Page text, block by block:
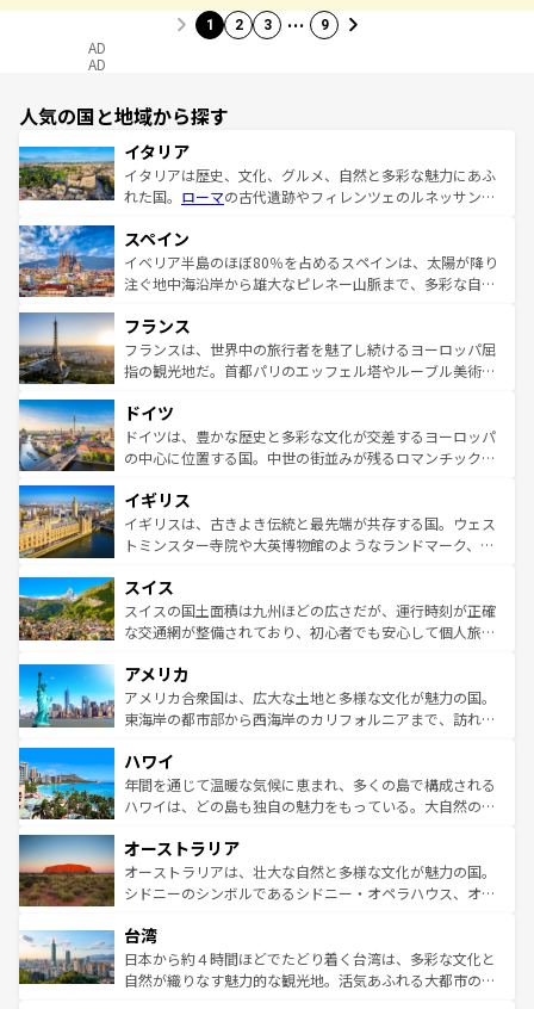
1 2 3 … 9
AD
AD
人気の国と地域から探す
イタリア
イタリアは歴史、文化、グルメ、自然と多彩な魅力にあふ
れた国。 ローマの古代遺跡やフィレンツェのルネッサンス
ろん、トスカーナの美しい田園風景やアマルフィ海岸の絶
景など、自然景観も見逃せない。観光の合間には、本場の
ピザやパスタなど、絶品のイタリア料理を堪能することも
ませてくれるイタリアで、忘れられない旅をしてみよう！
なお、新着のイタリア情報はコンテンツ一覧 を参照してほ
しい。
スペイン
イベリア半島のほぼ80％を占めるスペインは、太陽が降り
注ぐ地中海沿岸から雄大なピレネー山脈まで、多彩な自然
文化が根付くこの国では、情熱的なフラメンコ、熱気あふ
れる闘牛、そして美味しいタパスが生活の一部となってい
る。首都マドリードの洗練された雰囲気や、バルセロナの
の城塞都市、穏やかなビーチリゾートまで多彩な表情を見
せる。地方によって風土や気候が異なるスペインはその個
性で訪れる人を魅了する。 なお、新着のスペイン情報はコ
フランス
フランスは、世界中の旅行者を魅了し続けるヨーロッパ屈
指の観光地だ。首都パリのエッフェル塔やルーブル美術館
で、幅広い魅力が詰まっている。華麗な宮殿、歴史的な大
聖堂、美しいビーチ、そして豊かな自然が、訪れる者を心
から魅了する。また、フランスは美食の国としても知ら
いる。シャンパンの発祥地であるランス、プロヴァンスの
香り高いラベンダー畑など、多彩な楽しみ方が可能だ。さ
らに、パリ以外の地域にも魅力が溢れており、どの街角に
れる地方に足を運ぶとそれぞれで全く異なる文化を体験で
きるだろう。 なお、新着のフランス情報はコンテンツ一覧
を参照してほしい。
ドイツ
ドイツは、豊かな歴史と多彩な文化が交差するヨーロッパ
の中心に位置する国。中世の街並みが残るロマンチック街
顔を持つこの国は、どこを歩いても飽きることがない。ベ
ルリンの文化的活気、バイエルン州のアルプスの絶景、そ
してライン川沿いのワイン畑といった風景は必見。ビール
は、お酒好きな人にはぜひ体験してほしい。 なお、新着の
ドイツ情報はコンテンツ一覧を参照してほしい。
イギリス
イギリスは、古きよき伝統と最先端が共存する国。ウェス
トミンスター寺院や大英博物館のようなランドマーク、歴
リアごとに異なる魅力がある。また、優雅なアフタヌーン
ティー、ビール好きにはたまらない英国パブ、サッカー観
戦など、本場だからこそできる体験も豊富。イギリスを旅
ンツ一覧を参照してほしい。
スイス
スイスの国土面積は九州ほどの広さだが、運行時刻が正確
な交通網が整備されており、初心者でも安心して個人旅行
の建物がそのまま残る町や、スイスならではのユニークな
博物館もあり、アルプス観光だけでなく町歩きも満喫する
ことができる。国民の所得が高いため物価も高いが、旅行
ば市内交通費無料で観光を楽しむこともできる。 なお、新
着のスイス情報はコンテンツ一覧 を参照してほしい。
アメリカ
アメリカ合衆国は、広大な土地と多様な文化が魅力の国。
東海岸の都市部から西海岸のカリフォルニアまで、訪れる
のような巨大都市は、観光、ショッピング、エンターテイ
ンメントが詰まった刺激的なスポットだ。一方、アメリカ
西部には大自然が広がり、グランドキャニオンやイエロー
部のニューオーリンズでは、音楽と美食が融合した独特の
文化が魅力。旅行者はアメリカの各地域で異なる魅力を楽
しみながら、その多様性と豊かな歴史を感じることができ
ならではの贅沢な旅のスタイルだ。 なお、新着のアメリカ
情報はコンテンツ一覧を参照してほしい。
ハワイ
年間を通じて温暖な気候に恵まれ、多くの島で構成される
ハワイは、どの島も独自の魅力をもっている。大自然の神
ワイ島は見逃せない。また、定番の観光地といえばオアフ
島だが、静かな自然を求めるならマウイ島やカウアイ島が
おすすめ。エメラルドグリーンに輝く海をはじめ、豊かな
れるおもてなしの心で訪れる人々を迎えてくれるハワイの
人々、おいしいローカルフードやハワイアンミュージッ
ク、伝統的なフラダンスなど、すべてがハワイの魅力を彩
オーストラリア
オーストラリアは、壮大な自然と多様な文化が魅力の国。
シドニーのシンボルであるシドニー・オペラハウス、オー
リアリーフや大陸中央部にそびえるウルル（エアーズロッ
ク）、タスマニアの美しい原生林やケアンズの熱帯雨林な
ど、見どころがたくさん。また、カフェやワイン、オージ
台湾
日本から約４時間ほどでたどり着く台湾は、多彩な文化と
自然が織りなす魅力的な観光地。活気あふれる大都市の台